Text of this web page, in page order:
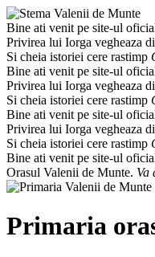
Bine ati venit pe site-ul
Privirea lui Iorga vegheaza
Si cheia istoriei cere rastimp
Bine ati venit pe site-ul
Privirea lui Iorga vegheaza
Si cheia istoriei cere rastimp
Bine ati venit pe site-ul
Privirea lui Iorga vegheaza
Si cheia istoriei cere rastimp
Bine ati venit pe site-ul
Orasul Valenii de Munte. Va
Primaria